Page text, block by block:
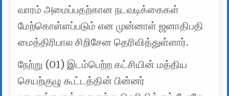
வாரம் அமைப்பதற்கான நடவடிக்கைகள்
மேற்கொள்ளப்படும் என முன்னாள் ஜனாதிபதி
மைத்திரிபால சிறிசேன தெரிவித்துள்ளார்.
நேற்று (01) இடம்பெற்ற கட்சியின் மத்திய
செயற்குழு கூட்டத்தின் பின்னர்